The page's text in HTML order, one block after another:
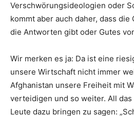
Verschwörungsideologien oder
kommt aber auch daher, dass
die Antworten gibt oder Gutes
Wir merken es ja: Da ist eine
unsere Wirtschaft nicht immer
Afghanistan unsere Freiheit mit
verteidigen und so weiter. All
Leute dazu bringen zu sagen: